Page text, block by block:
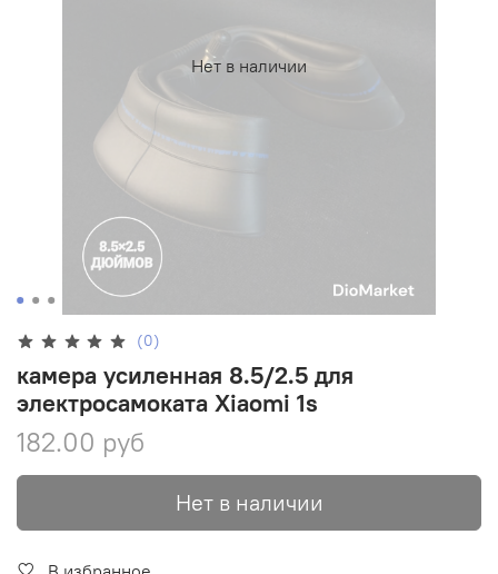
Нет в наличии
(0)
камера усиленная 8.5/2.5 для
электросамоката Xiaomi 1s
182.00 руб
Нет в наличии